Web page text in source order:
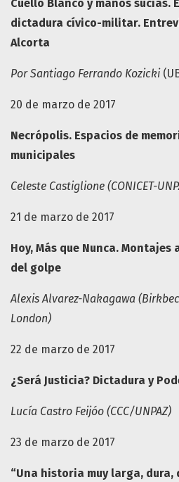
Cuello Blanco y manos sucias.
dictadura cívico-militar.
Alcorta
Por Santiago Ferrando Kozicki
20 de marzo de
Necrópolis. Espacios de
municipales
Celeste Castiglione (CONICET-
21 de marzo
Hoy, Más que Nunca.
del golpe
Alexis Alvarez-Nakagawa
London)
22 de marzo
¿Será Justicia? Dictadura y
Lucía Castro Feijóo (CCC/UNPAZ)
23 de marzo de 2017
“Una historia muy larga, dura,